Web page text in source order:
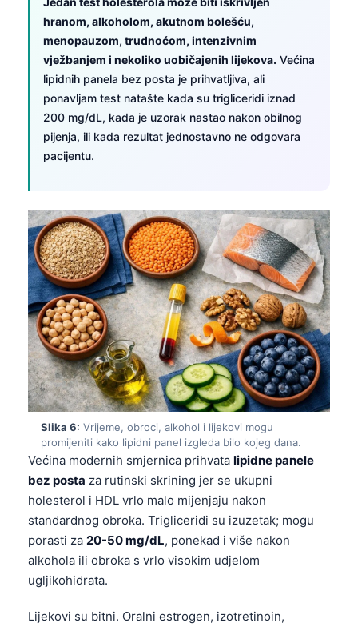
hranom, alkoholom, akutnom bolešću,
menopauzom, trudnoćom, intenzivnim
vježbanjem i nekoliko uobičajenih lijekova. Većina
lipidnih panela bez posta je prihvatljiva, ali
ponavljam test natašte kada su trigliceridi iznad
200 mg/dL, kada je uzorak nastao nakon obilnog
pijenja, ili kada rezultat jednostavno ne odgovara
pacijentu.
Slika 6: Vrijeme, obroci, alkohol i lijekovi mogu
promijeniti kako lipidni panel izgleda bilo kojeg dana.
Većina modernih smjernica prihvata lipidne panele
bez posta za rutinski skrining jer se ukupni
holesterol i HDL vrlo malo mijenjaju nakon
standardnog obroka. Trigliceridi su izuzetak; mogu
porasti za 20-50 mg/dL, ponekad i više nakon
alkohola ili obroka s vrlo visokim udjelom
ugljikohidrata.
Lijekovi su bitni. Oralni estrogen, izotretinoin,
日本語
Čeština
ქართული
Русский
Lietuvių kalba
Polski
한국어
Slovenščina
Magyar
Shqip
বাংলা
اردو
मराठी
తెలుగు
தமிழ்
ગુજરાતી
മലയാളം
Bahasa Melayu
Tiếng Việt
Tagalog
ไทย
ဗမာစာ
ភាសាខ្មែរ